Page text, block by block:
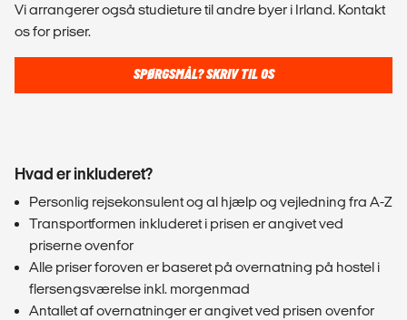
Vi arrangerer også studieture til andre byer i Irland. Kontakt
os for priser.
SPØRGSMÅL? SKRIV TIL OS
Hvad er inkluderet?
Personlig rejsekonsulent og al hjælp og vejledning fra A-Z
Transportformen inkluderet i prisen er angivet ved
priserne ovenfor
Alle priser foroven er baseret på overnatning på hostel i
flersengsværelse inkl. morgenmad
Antallet af overnatninger er angivet ved prisen ovenfor